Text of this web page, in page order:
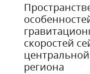
скоростей
региона